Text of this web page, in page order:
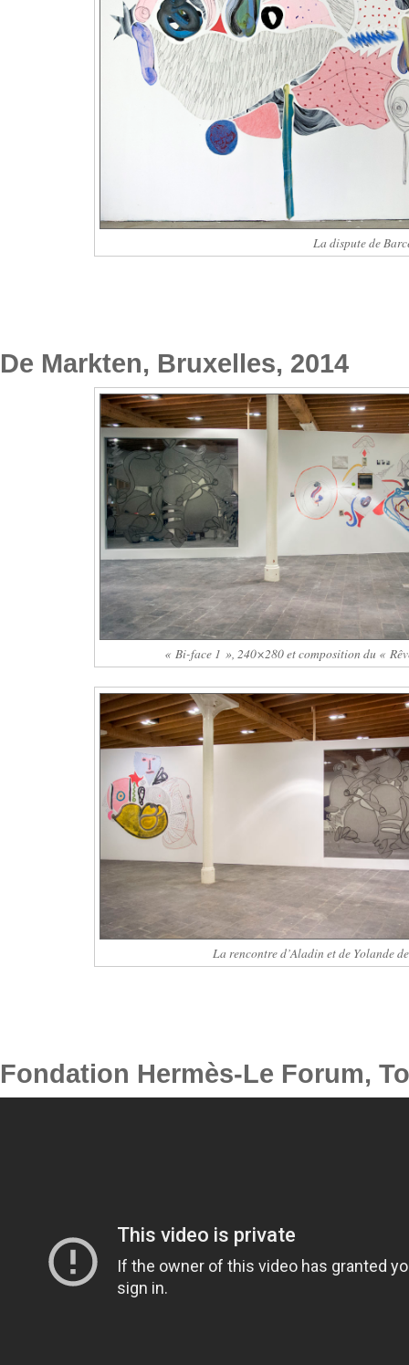
La dispute de
De Markten, Bruxelles, 2014
« Bi-face 1 », 240×280 et composition du «
La rencontre d’Aladin et de Yolande
Fondation Hermès-Le Forum,